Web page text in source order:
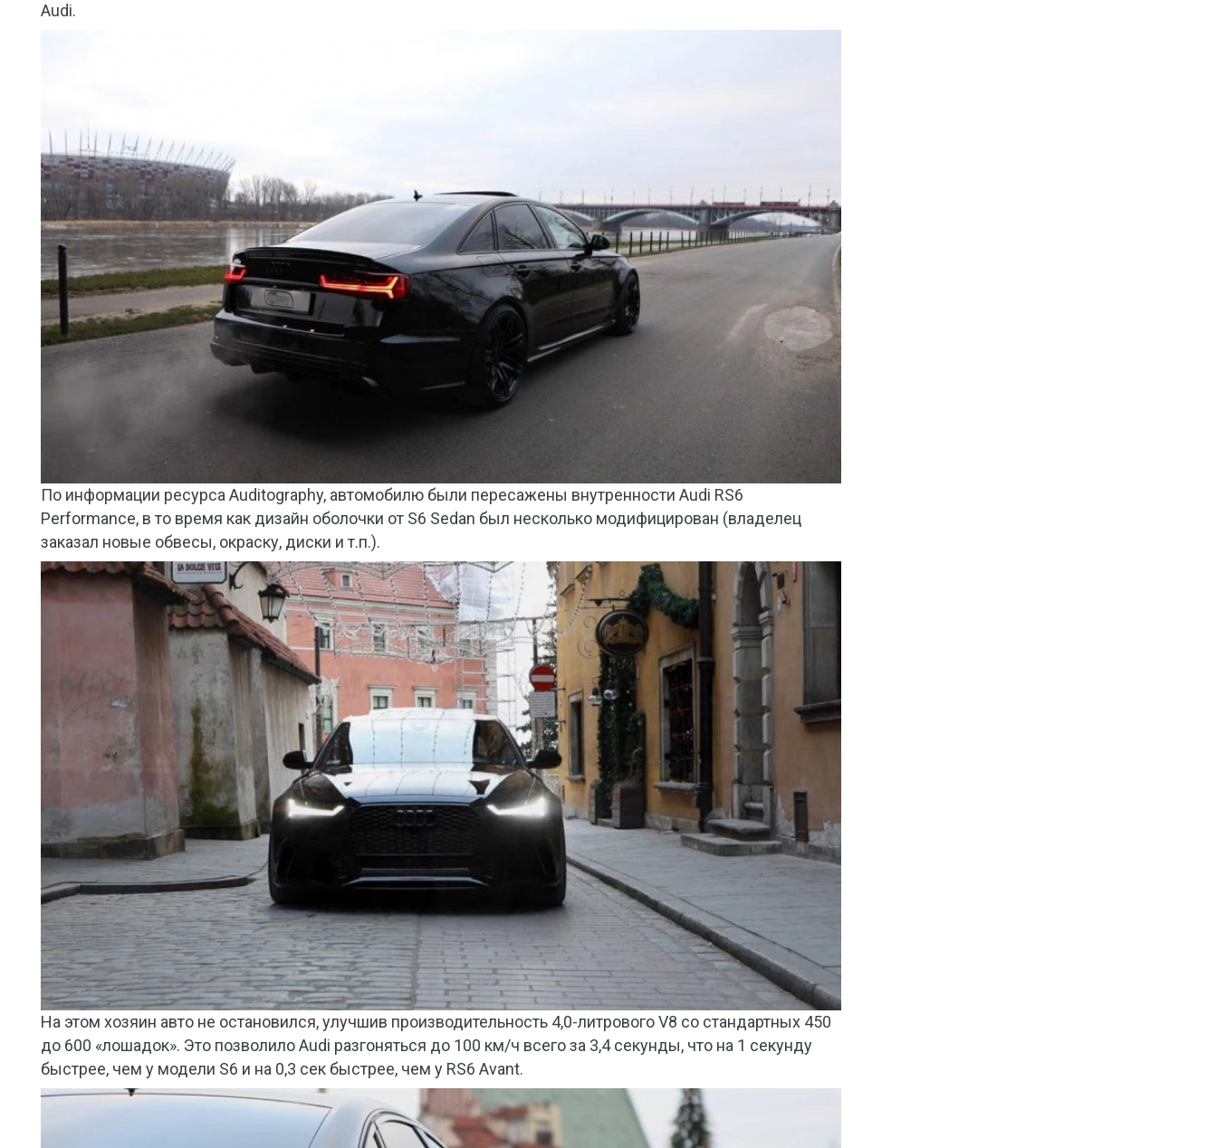
Audi.
По информации ресурса Auditography, автомобилю были пересажены внутренности Audi RS6
Performance, в то время как дизайн оболочки от S6 Sedan был несколько модифицирован (владелец
заказал новые обвесы, окраску, диски и т.п.).
На этом хозяин авто не остановился, улучшив производительность 4,0-литрового V8 со стандартных 450
до 600 «лошадок». Это позволило Audi разгоняться до 100 км/ч всего за 3,4 секунды, что на 1 секунду
быстрее, чем у модели S6 и на 0,3 сек быстрее, чем у RS6 Avant.